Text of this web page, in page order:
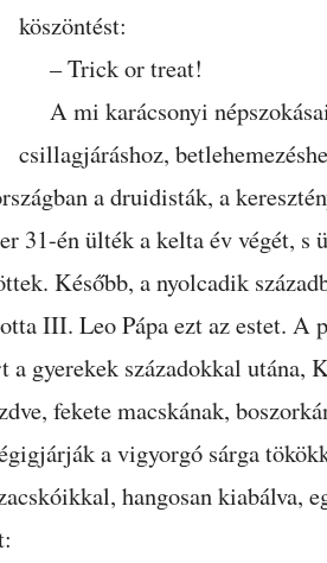
köszöntést:
– Trick or treat!
A mi karácsonyi
csillagjáráshoz,
a druidisták, a
31-én ülték a kelta év végét, s
Később, a nyolcadik
III. Leo Pápa ezt az estet. A
a gyerekek századokkal utána,
fekete macskának,
a vigyorgó sárga
hangosan kiabálva,